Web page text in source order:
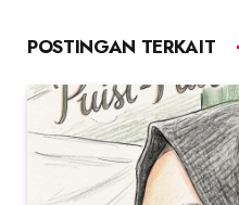
POSTINGAN TERKAIT